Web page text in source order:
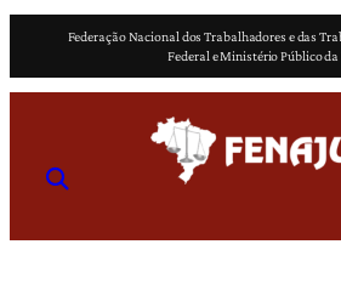
o
Federação Nacional dos Trabalhadores e das
Federal e Ministério Público